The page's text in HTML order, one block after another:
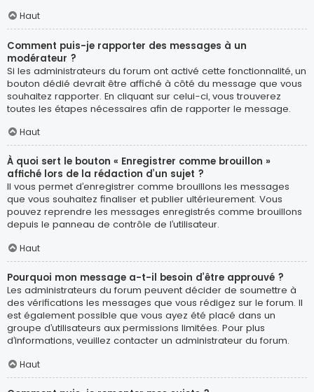
Haut
Comment puis-je rapporter des messages à un
modérateur ?
Si les administrateurs du forum ont activé cette fonctionnalité, un
bouton dédié devrait être affiché à côté du message que vous
souhaitez rapporter. En cliquant sur celui-ci, vous trouverez
toutes les étapes nécessaires afin de rapporter le message.
Haut
À quoi sert le bouton « Enregistrer comme brouillon »
affiché lors de la rédaction d’un sujet ?
Il vous permet d’enregistrer comme brouillons les messages
que vous souhaitez finaliser et publier ultérieurement. Vous
pouvez reprendre les messages enregistrés comme brouillons
depuis le panneau de contrôle de l’utilisateur.
Haut
Pourquoi mon message a-t-il besoin d’être approuvé ?
Les administrateurs du forum peuvent décider de soumettre à
des vérifications les messages que vous rédigez sur le forum. Il
est également possible que vous ayez été placé dans un
groupe d’utilisateurs aux permissions limitées. Pour plus
d’informations, veuillez contacter un administrateur du forum.
Haut